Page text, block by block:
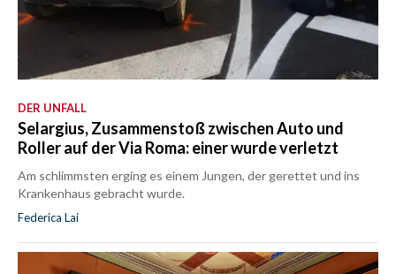
DER UNFALL
Selargius, Zusammenstoß zwischen Auto und
Roller auf der Via Roma: einer wurde verletzt
Am schlimmsten erging es einem Jungen, der gerettet und ins
Krankenhaus gebracht wurde.
Federica Lai